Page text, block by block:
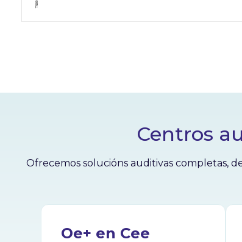
Centros
Ofrecemos solucións auditivas completas,
Oe+ en Cee